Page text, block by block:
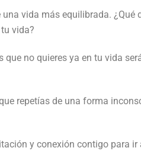
vida más equilibrada. ¿Qué
vida?
que no quieres ya en tu vida
repetías de una forma
y conexión contigo para ir